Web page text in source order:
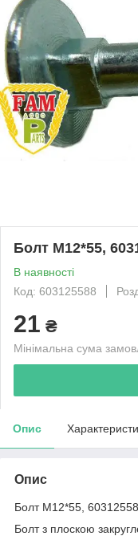
Болт M12*55,
В наявності
Код: 603125588
21 ₴
Мінімальна сума
Опис
Опис
Болт M12*55,
Болт з плоскою